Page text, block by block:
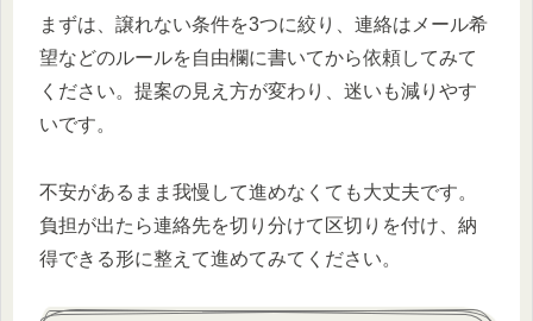
まずは、譲れない条件を3つに絞り、連絡はメール希
望などのルールを自由欄に書いてから依頼してみて
ください。提案の見え方が変わり、迷いも減りやす
いです。
不安があるまま我慢して進めなくても大丈夫です。
負担が出たら連絡先を切り分けて区切りを付け、納
得できる形に整えて進めてみてください。